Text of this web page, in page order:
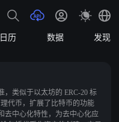
日历 数据 发现
，类似于以太坊的 ERC-20 标
代币，扩展了比特币的功能
去中心化特性，为去中心化应